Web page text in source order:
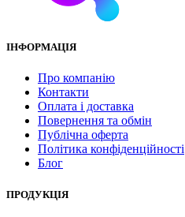
ІНФОРМАЦІЯ
Про компанію
Контакти
Оплата і доставка
Повернення та обмін
Публічна оферта
Політика конфіденційності
Блог
ПРОДУКЦІЯ